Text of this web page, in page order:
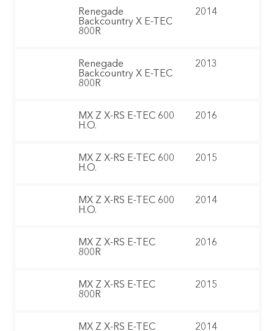
Renegade
Backcountry X E-TEC
800R
2014
Renegade
Backcountry X E-TEC
800R
2013
MX Z X-RS E-TEC 600
H.O.
2016
MX Z X-RS E-TEC 600
H.O.
2015
MX Z X-RS E-TEC 600
H.O.
2014
MX Z X-RS E-TEC
800R
2016
MX Z X-RS E-TEC
800R
2015
MX Z X-RS E-TEC
2014